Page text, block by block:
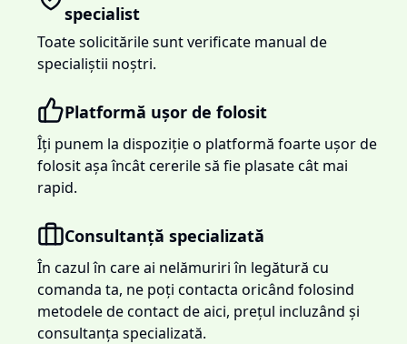
specialist
Toate solicitările sunt verificate manual de
specialiștii noștri.
Platformă ușor de folosit
Îți punem la dispoziție o platformă foarte ușor de
folosit așa încât cererile să fie plasate cât mai
rapid.
Consultanță specializată
În cazul în care ai nelămuriri în legătură cu
comanda ta, ne poți contacta oricând folosind
metodele de contact de aici, prețul incluzând și
consultanța specializată.